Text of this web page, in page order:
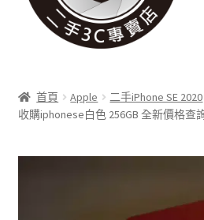
實體門市
收購項目
首頁 Apple 二手iPhone SE 2020
收購iphonese白色 256GB 全新價格查